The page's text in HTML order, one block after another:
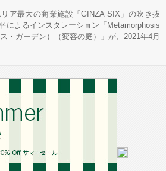
ア最大の商業施設「GINZA SIX」の吹き抜
によるインスタレーション「Metamorphosis
・ガーデン）（変容の庭）」が、2021年4月